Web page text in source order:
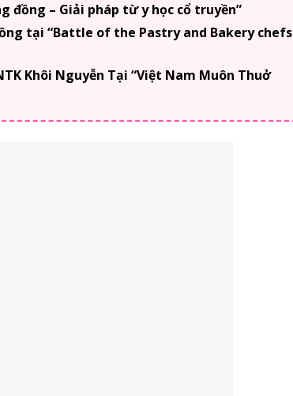
đồng – Giải pháp từ y học cổ truyền”
tại “Battle of the Pastry and Bakery chefs
Khôi Nguyễn Tại “Việt Nam Muôn Thuở